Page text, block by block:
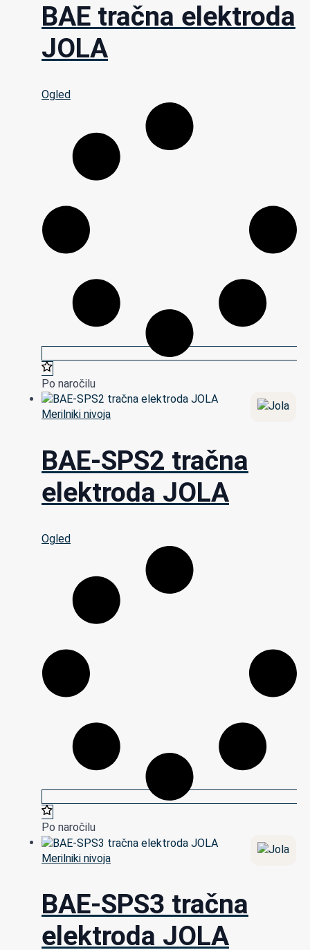
BAE tračna elektroda
JOLA
Ogled
Po naročilu
Merilniki nivoja
BAE-SPS2 tračna
elektroda JOLA
Ogled
Po naročilu
Merilniki nivoja
BAE-SPS3 tračna
elektroda JOLA